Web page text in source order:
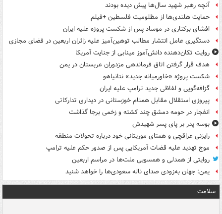
آنچه رهبر شهید سال‌ها پیش دیده بودند
حمایت هلندی‌ها از مظلومیت فلسطین +فیلم
افشای برکناری در موساد پس از شکست پروژه علیه ایران
دستگیری عامل انتشار مطالب توهین‌آمیز علیه زائران اربعین در فضای مجازی
روایت تکان‌دهنده دانش‌آموز مینابی از جنایت آمریکا
هدف قرار گرفتن اتاق‌ فرماندهی مزدوران عربستان در یمن
شکست پروژه «خاورمیانه جدید» نتانیاهو
گزافه‌گویی و لفاظی جدید ترامپ علیه ایران
پیروزی استقلال مقابل همنام خوزستانی در دیداری تدارکاتی
انفجار در حومه دمشق چند کشته و زخمی برجا گذاشت
بوسه‌ پدر بر پای پسر شهیدش
رایزنی عراقچی و همتای موریتانی خود درباره تحولات منطقه
موج تهدید علیه قضات آمریکایی پس از صدور حکم علیه ترامپ
روایتی از همدلی و همسویی ملت‌ها در مراسم اربعین
یمن: جهان به‌زودی صدای ناله سعودی‌ها را خواهد شنید
سلامت